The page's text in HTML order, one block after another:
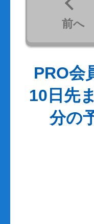
前へ
PRO会
10日先
分の